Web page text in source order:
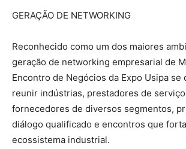
GERAÇÃO DE NETWORKING
Reconhecido como um dos maiores
geração de networking empresarial de
Encontro de Negócios da Expo Usipa se
reunir indústrias, prestadores de
fornecedores de diversos segmentos,
diálogo qualificado e encontros que
ecossistema industrial.